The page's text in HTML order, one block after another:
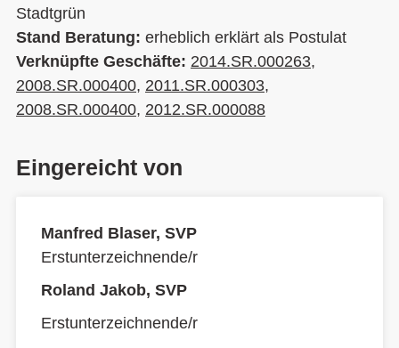
Stadtgrün
Stand Beratung: erheblich erklärt als Postulat
Verknüpfte Geschäfte: 2014.SR.000263,
2008.SR.000400, 2011.SR.000303,
2008.SR.000400, 2012.SR.000088
Eingereicht von
Manfred Blaser, SVP
Erstunterzeichnende/r
Roland Jakob, SVP
Erstunterzeichnende/r